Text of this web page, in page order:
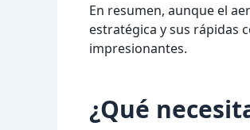
En resumen, aunque el
estratégica y sus rápidas
impresionantes.
¿Qué